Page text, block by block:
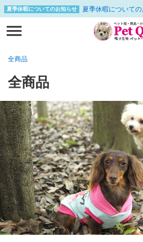
夏季休暇についてのお知らせ 夏季休暇について
全商品
全商品